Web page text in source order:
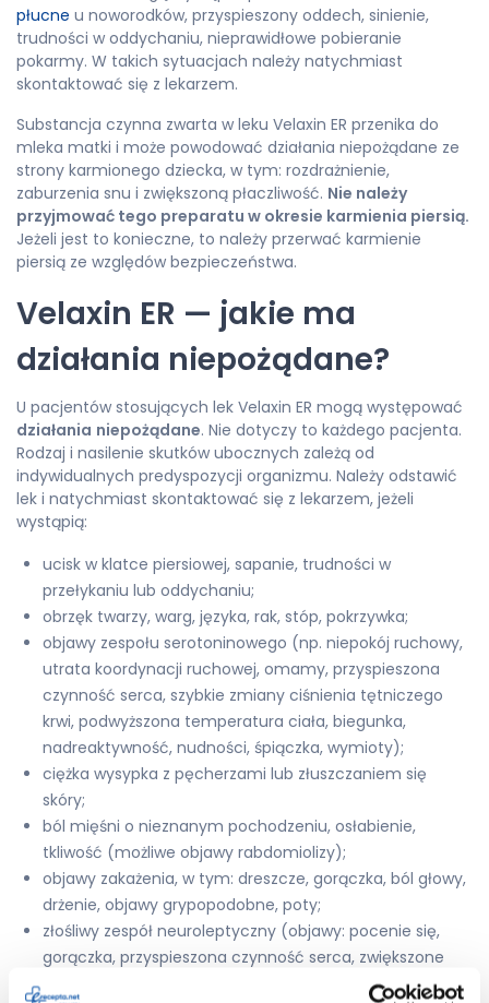
płucne u noworodków, przyspieszony oddech, sinienie,
trudności w oddychaniu, nieprawidłowe pobieranie
pokarmy. W takich sytuacjach należy natychmiast
skontaktować się z lekarzem.
Substancja czynna zwarta w leku Velaxin ER przenika do
mleka matki i może powodować działania niepożądane ze
strony karmionego dziecka, w tym: rozdrażnienie,
zaburzenia snu i zwiększoną płaczliwość. Nie należy
przyjmować tego preparatu w okresie karmienia piersią.
Jeżeli jest to konieczne, to należy przerwać karmienie
piersią ze względów bezpieczeństwa.
Velaxin ER — jakie ma
działania niepożądane?
U pacjentów stosujących lek Velaxin ER mogą występować
działania niepożądane. Nie dotyczy to każdego pacjenta.
Rodzaj i nasilenie skutków ubocznych zależą od
indywidualnych predyspozycji organizmu. Należy odstawić
lek i natychmiast skontaktować się z lekarzem, jeżeli
wystąpią:
ucisk w klatce piersiowej, sapanie, trudności w
przełykaniu lub oddychaniu;
obrzęk twarzy, warg, języka, rak, stóp, pokrzywka;
objawy zespołu serotoninowego (np. niepokój ruchowy,
utrata koordynacji ruchowej, omamy, przyspieszona
czynność serca, szybkie zmiany ciśnienia tętniczego
krwi, podwyższona temperatura ciała, biegunka,
nadreaktywność, nudności, śpiączka, wymioty);
ciężka wysypka z pęcherzami lub złuszczaniem się
skóry;
ból mięśni o nieznanym pochodzeniu, osłabienie,
tkliwość (możliwe objawy rabdomiolizy);
objawy zakażenia, w tym: dreszcze, gorączka, ból głowy,
drżenie, objawy grypopodobne, poty;
złośliwy zespół neuroleptyczny (objawy: pocenie się,
gorączka, przyspieszona czynność serca, zwiększone
stężenie enzymów w mięśniach, dezorientacja,